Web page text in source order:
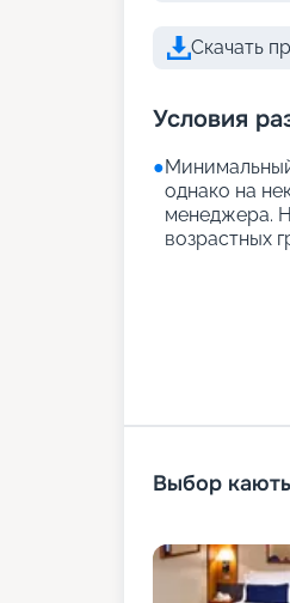
Скачать
Условия
●
однако на
менеджера.
возрастных
Выбор